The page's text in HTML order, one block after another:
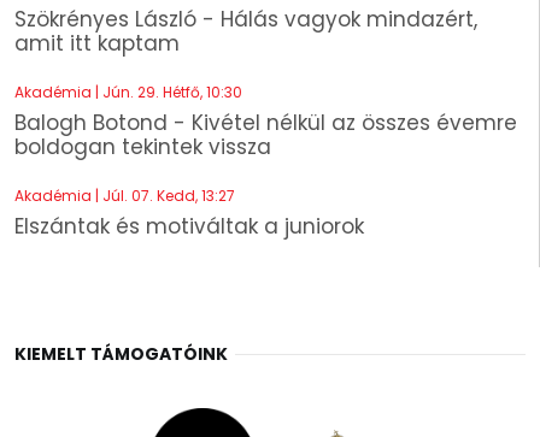
Szökrényes László - Hálás vagyok mindazért,
amit itt kaptam
Akadémia | Jún. 29. Hétfő, 10:30
Balogh Botond - Kivétel nélkül az összes évemre
boldogan tekintek vissza
Akadémia | Júl. 07. Kedd, 13:27
Elszántak és motiváltak a juniorok
KIEMELT TÁMOGATÓINK